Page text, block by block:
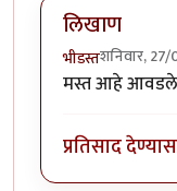
लिखाण
भीडस्तशनिवार,
मस्त आहे आवडले
प्रतिसाद